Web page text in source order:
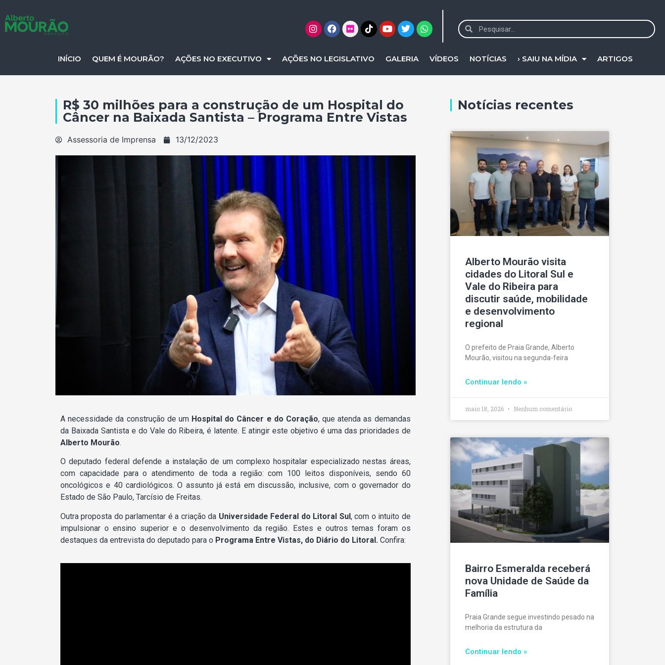
INÍCIO QUEM É MOURÃO? AÇÕES NO EXECUTIVO AÇÕES NO LEGISLATIVO GALERIA VÍDEOS NOTÍCIAS › SAIU NA MÍDIA ARTIGOS
R$ 30 milhões para a construção de um Hospital do
Câncer na Baixada Santista – Programa Entre Vistas
Assessoria de Imprensa 13/12/2023
A necessidade da construção de um Hospital do Câncer e do Coração, que atenda as demandas
da Baixada Santista e do Vale do Ribeira, é latente. E atingir este objetivo é uma das prioridades de
Alberto Mourão.
O deputado federal defende a instalação de um complexo hospitalar especializado nestas áreas,
com capacidade para o atendimento de toda a região: com 100 leitos disponíveis, sendo 60
oncológicos e 40 cardiológicos. O assunto já está em discussão, inclusive, com o governador do
Estado de São Paulo, Tarcísio de Freitas.
Outra proposta do parlamentar é a criação da Universidade Federal do Litoral Sul, com o intuito de
impulsionar o ensino superior e o desenvolvimento da região. Estes e outros temas foram os
destaques da entrevista do deputado para o Programa Entre Vistas, do Diário do Litoral. Confira:
Notícias recentes
Alberto Mourão visita
cidades do Litoral Sul e
Vale do Ribeira para
discutir saúde, mobilidade
e desenvolvimento
regional
O prefeito de Praia Grande, Alberto
Mourão, visitou na segunda-feira
Continuar lendo »
maio 18, 2026 Nenhum comentário
Bairro Esmeralda receberá
nova Unidade de Saúde da
Família
Praia Grande segue investindo pesado na
melhoria da estrutura da
Continuar lendo »